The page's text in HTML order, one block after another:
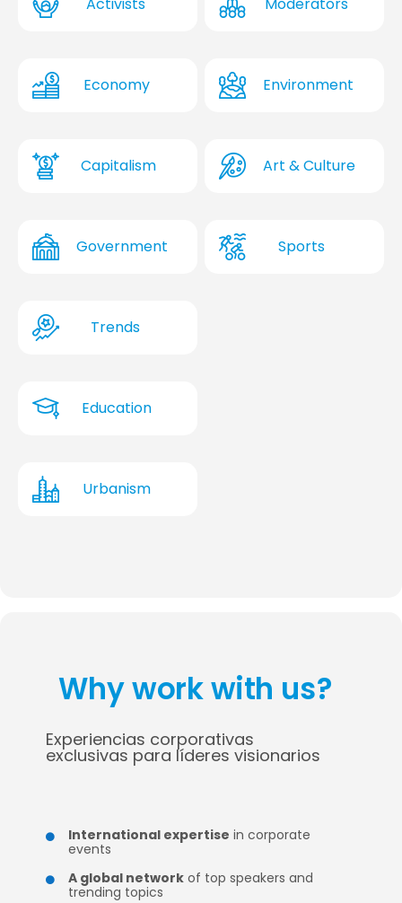
Economy
Capitalism
Government
Environment
Art & Culture
Sports
Trends
Education
Urbanism
Why work with us?
Experiencias corporativas
exclusivas para líderes visionarios
 International expertise in corporate
events
 A global network of top speakers and
trending topics